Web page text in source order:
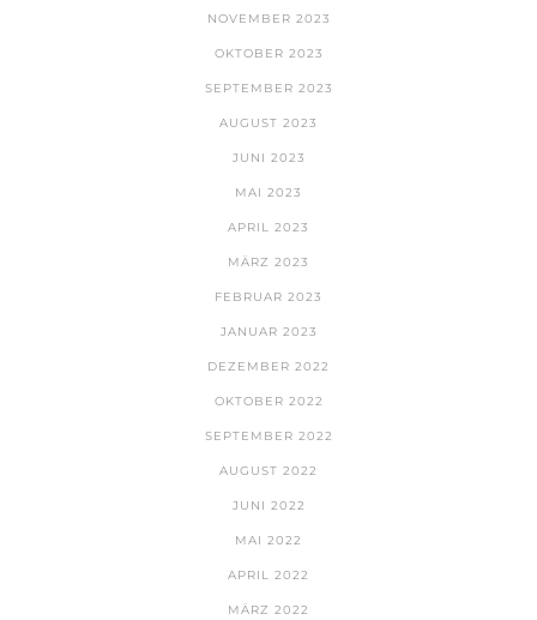
NOVEMBER 2023
OKTOBER 2023
SEPTEMBER 2023
AUGUST 2023
JUNI 2023
MAI 2023
APRIL 2023
MÄRZ 2023
FEBRUAR 2023
JANUAR 2023
DEZEMBER 2022
OKTOBER 2022
SEPTEMBER 2022
AUGUST 2022
JUNI 2022
MAI 2022
APRIL 2022
MÄRZ 2022